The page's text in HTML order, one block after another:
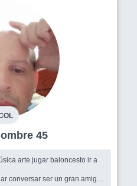
Hombre 45
arte jugar baloncesto ir a
conversar ser un gran amigo